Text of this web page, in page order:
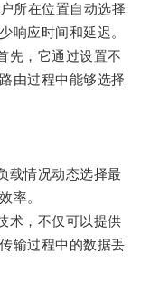
所在位置自动选择
响应时间和延迟。
，它通过设置不
由过程中能够选择
情况动态选择最
率。
，不仅可以提供
输过程中的数据丢